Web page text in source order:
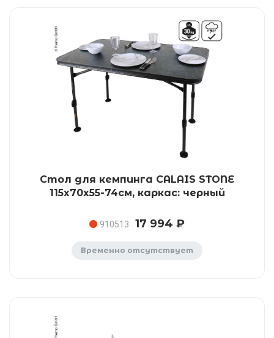
Стол для кемпинга CALAIS STONE
115x70x55-74см, каркас: черный
910513 17 994 ₽
Временно отсутствует